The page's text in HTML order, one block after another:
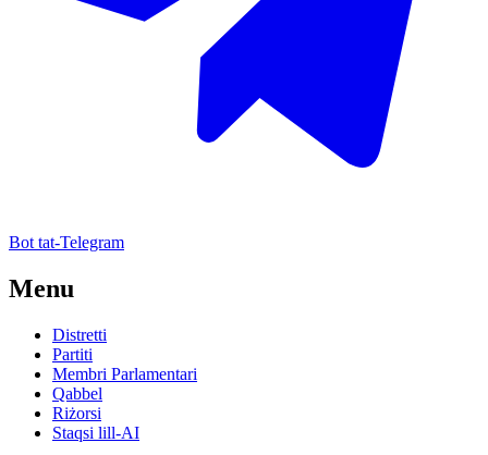
Bot tat-Telegram
Menu
Distretti
Partiti
Membri Parlamentari
Qabbel
Riżorsi
Staqsi lill-AI